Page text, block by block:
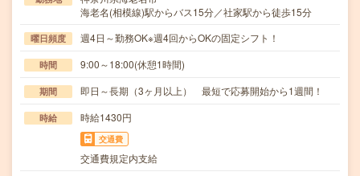
海老名(相模線)駅からバス15分／社家駅から徒歩15分
曜日頻度 週4日～勤務OK※週4回からOKの固定シフト！
時間 9:00～18:00(休憩1時間)
期間 即日～長期（3ヶ月以上） 最短で応募開始から1週間！
時給 時給1430円
交通費
交通費規定内支給